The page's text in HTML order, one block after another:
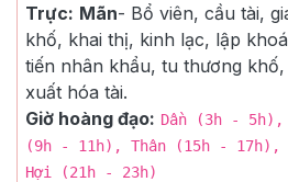
Trực: Mãn- Bổ viên, cầu tài,
khố, khai thị, kinh lạc, lập
tiến nhân khẩu, tu thương
xuất hóa tài.
Giờ hoàng đạo: Dần (3h -
(9h - 11h), Thân (15h - 17h),
Hợi (21h - 23h)